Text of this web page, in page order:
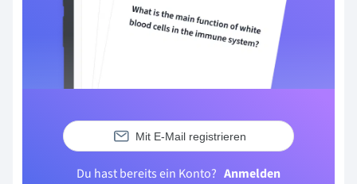
Mit E-Mail registrieren
Du hast bereits ein Konto? Anmelden